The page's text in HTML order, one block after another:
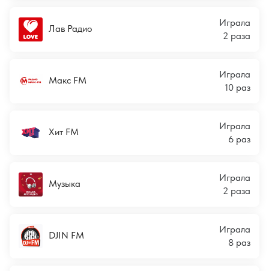
Лав Радио
Играла
2 раза
Макс FM
Играла
10 раз
Хит FM
Играла
6 раз
Музыка
Играла
2 раза
DJIN FM
Играла
8 раз